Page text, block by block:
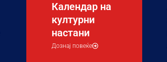
Календар на
културни
настани
Дознај повеќе